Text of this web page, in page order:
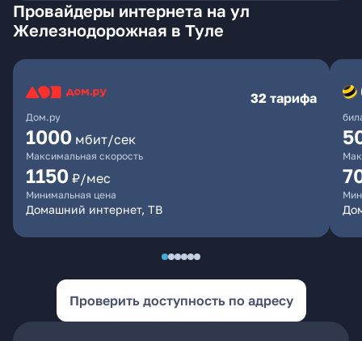
Провайдеры интернета на ул
Железнодорожная в Туле
Дом.ру
32 тарифа
1000 мбит/сек
Максимальная скорость
1150 ₽/мес
Минимальная цена
Домашний интернет, ТВ
Проверить доступность по адресу